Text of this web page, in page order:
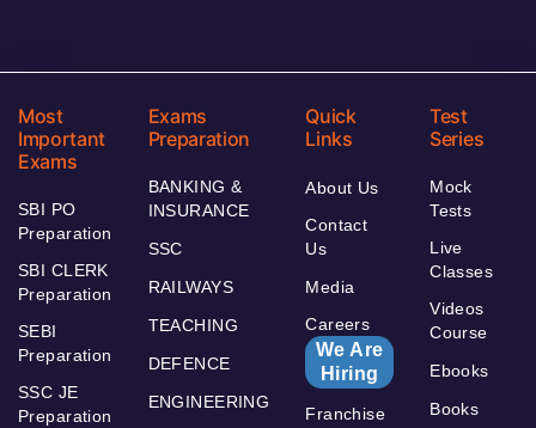
Most
Important
Exams
SBI PO
Preparation
SBI CLERK
Preparation
SEBI
Preparation
SSC JE
Preparation
Exams
Preparation
BANKING &
INSURANCE
SSC
RAILWAYS
TEACHING
DEFENCE
ENGINEERING
Quick
Links
About Us
Contact
Us
Media
Careers
We Are
Hiring
Franchise
Test
Series
Mock
Tests
Live
Classes
Videos
Course
Ebooks
Books